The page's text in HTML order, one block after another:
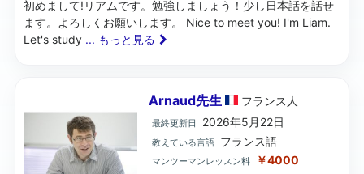
初めまして!リアムです。勉強しましょう！少し日本話を話せ
ます。よろしくお願いします。 Nice to meet you! I'm Liam.
Let's study ... もっと見る
Arnaud先生 フランス 人
最終更新日 2026年5月22日
教えている言語 フランス語
マンツーマンレッスン料 ￥4000